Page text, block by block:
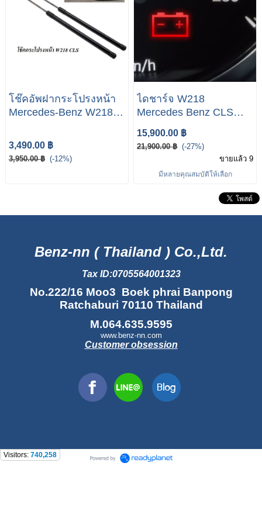
โช๊คอัพฝากระโปรงหน้า
Mercedes-Benz W218
A2048800029
3,490.00 ฿
3,950.00 ฿ (-12%)
ไดชาร์จ W218
Mercedes Benz CLS
15,900.00 ฿
21,900.00 ฿ (-27%)
ขายแล้ว 9
มีหลายคุณสมบัติให้เลือก
Benz-nn ( Thailand ) Co.,Ltd.
Tax ID:0705564001323
No.222/16 Moo3 Boek phrai Banpong
Ratchaburi 70110 Thailand
M.064.635.9595
www.benz-nn.com
Customer obsession
Visitors: 740,258